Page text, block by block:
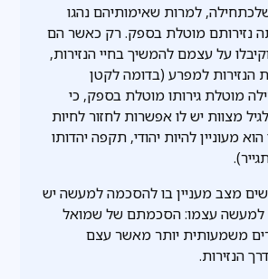
למרות שאימותיהם נהגו
נזירותם מוטלת בספק. רק כאשר הם
על עצמם להמשיך בחיי הנזירות,
הנזירות למפרע (בדומה לקטן
מוטלת גירותו מוטלת בספק, כי
מצוות יש לו אפשרות לחזור לחיות
הוא מעוניין להיות יהודי, תקפה יהדותו
מצב מעניין בו להסכמה למעשה יש
למעשה עצמו: הסכמתם של שמואל
משמעותית יותר מאשר עצם
הנזירות.